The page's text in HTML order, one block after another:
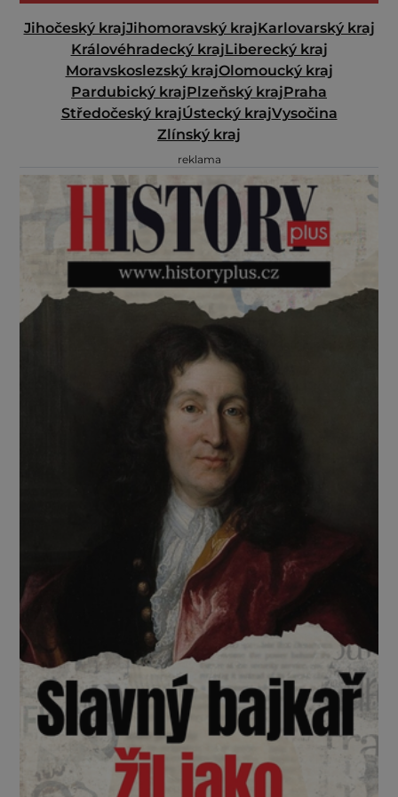
Jihočeský krajJihomoravský krajKarlovarský kraj
Královéhradecký krajLiberecký kraj
Moravskoslezský krajOlomoucký kraj
Pardubický krajPlzeňský krajPraha
Středočeský krajÚstecký krajVysočina
Zlínský kraj
reklama